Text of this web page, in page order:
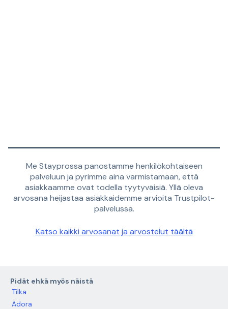
Me Stayprossa panostamme henkilökohtaiseen
palveluun ja pyrimme aina varmistamaan, että
asiakkaamme ovat todella tyytyväisiä. Yllä oleva
arvosana heijastaa asiakkaidemme arvioita Trustpilot-
palvelussa.
Katso kaikki arvosanat ja arvostelut täältä
Pidät ehkä myös näistä
Tilka
Adora